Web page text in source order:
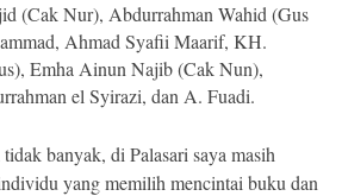
(Cak Nur), Abdurrahman Wahid (Gus
Ahmad Syafii Maarif, KH.
Emha Ainun Najib (Cak Nun),
el Syirazi, dan A. Fuadi.
banyak, di Palasari saya masih
yang memilih mencintai buku dan